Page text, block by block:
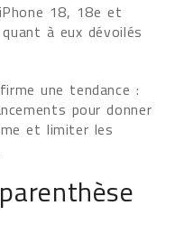
18, 18e et
à eux dévoilés
une tendance :
pour donner
et limiter les